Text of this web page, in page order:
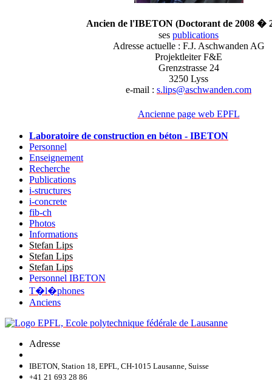
Ancien de l'IBETON (Doctorant de 2008 �
ses publications
Adresse actuelle : F.J. Aschwanden AG
Projektleiter F&E
Grenzstrasse 24
3250 Lyss
e-mail : s.lips@aschwanden.com
Ancienne page web EPFL
Laboratoire de construction en béton - IBETON
Personnel
Enseignement
Recherche
Publications
i-structures
i-concrete
fib-ch
Photos
Informations
Stefan Lips
Stefan Lips
Stefan Lips
Personnel IBETON
T�l�phones
Anciens
Adresse
IBETON, Station 18, EPFL, CH-1015 Lausanne, Suisse
+41 21 693 28 86